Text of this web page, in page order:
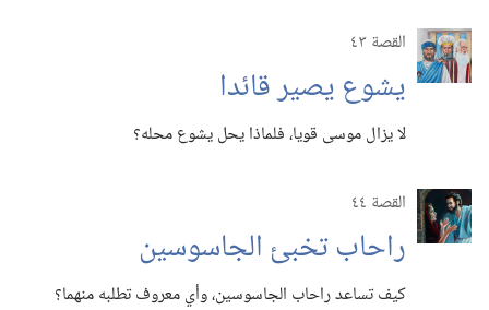
القصة ٤٣
يشوع يصير قائدا
لا يزال موسى قويا،‏ فلماذا يحل يشوع محله؟‏
القصة ٤٤
راحاب تخبئ الجاسوسين
كيف تساعد راحاب الجاسوسين،‏ وأي معروف تطلبه منهما؟‏